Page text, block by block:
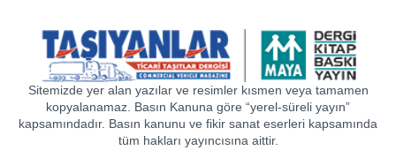
Sitemizde yer alan yazılar ve resimler kısmen veya tamamen
kopyalanamaz. Basın Kanuna göre “yerel-süreli yayın”
kapsamındadır. Basın kanunu ve fikir sanat eserleri kapsamında
tüm hakları yayıncısına aittir.